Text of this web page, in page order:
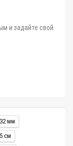
и задайте свой
мм
см